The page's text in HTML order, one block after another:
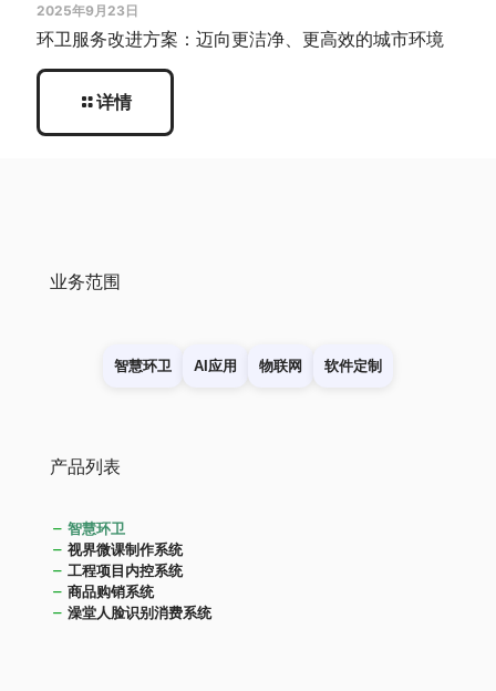
2025年9月23日
环卫服务改进方案：迈向更洁净、更高效的城市环境
详情
业务范围
智慧环卫 AI应用 物联网 软件定制
产品列表
智慧环卫
视界微课制作系统
工程项目内控系统
商品购销系统
澡堂人脸识别消费系统